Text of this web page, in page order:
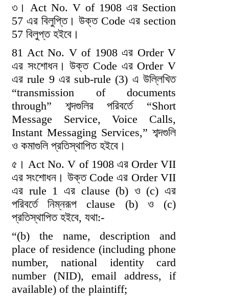
৩। Act No. V of 1908 এর Section
57 এর বিলুপ্তি। উক্ত Code এর section
57 বিলুপ্ত হইবে।
81 Act No. V of 1908 এর Order V
এর সংশোধন। উক্ত Code এর Order V
এর rule 9 এর sub-rule (3) এ উল্লিখিত
“transmission of documents
through” শব্দগুলির পরিবর্তে “Short
Message Service, Voice Calls,
Instant Messaging Services,” শব্দগুলি
ও কমাগুলি প্রতিস্থাপিত হইবে।
৫। Act No. V of 1908 এর Order VII
এর সংশোধন। উক্ত Code এর Order VII
এর rule 1 এর clause (b) ও (c) এর
পরিবর্তে নিম্নরূপ clause (b) ও (c)
প্রতিস্থাপিত হইবে, যথা:-
“(b) the name, description and
place of residence (including phone
number, national identity card
number (NID), email address, if
available) of the plaintiff;